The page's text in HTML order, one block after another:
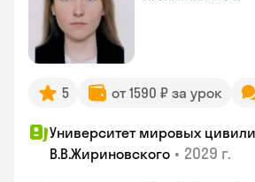
5 от 1590 ₽ за урок
Университет мировых
В.В.Жириновского • 2029 г.